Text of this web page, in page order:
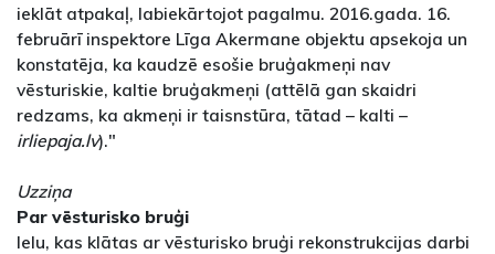
ieklāt atpakaļ, labiekārtojot pagalmu. 2016.gada. 16.
februārī inspektore Līga Akermane objektu apsekoja un
konstatēja, ka kaudzē esošie bruģakmeņi nav
vēsturiskie, kaltie bruģakmeņi (attēlā gan skaidri
redzams, ka akmeņi ir taisnstūra, tātad – kalti –
irliepaja.lv)."
Uzziņa
Par vēsturisko bruģi
Ielu, kas klātas ar vēsturisko bruģi rekonstrukcijas darbi